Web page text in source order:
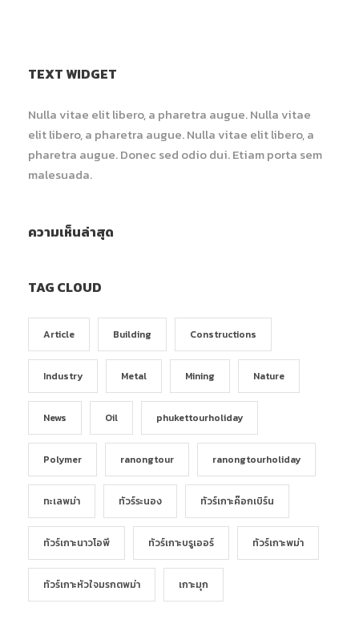
TEXT WIDGET
Nulla vitae elit libero, a pharetra augue. Nulla vitae
elit libero, a pharetra augue. Nulla vitae elit libero, a
pharetra augue. Donec sed odio dui. Etiam porta sem
malesuada.
ความเห็นล่าสุด
TAG CLOUD
Article Building Constructions
Industry Metal Mining Nature
News Oil phukettourholiday
Polymer ranongtour ranongtourholiday
ทะเลพม่า ทัวร์ระนอง ทัวร์เกาะค๊อกเบิร์น
ทัวร์เกาะนาวโอพี ทัวร์เกาะบรูเออร์ ทัวร์เกาะพม่า
ทัวร์เกาะหัวใจมรกตพม่า เกาะมุก